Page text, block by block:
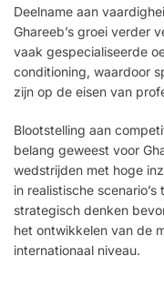
Deelname aan
Ghareeb’s groei verder
vaak gespecialiseerde
conditioning, waardoor
zijn op de eisen van
Blootstelling aan
belang geweest voor
wedstrijden met hoge
in realistische
strategisch denken
het ontwikkelen van de
internationaal niveau.